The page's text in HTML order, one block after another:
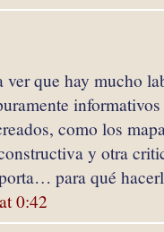
ver que hay mucho
como los
y otra
para qué
0:42